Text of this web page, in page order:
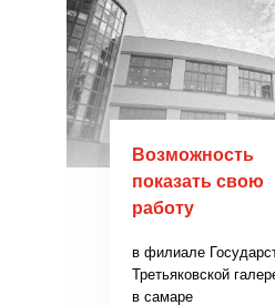
Возможность
показать свою
работу
в филиале
Третьяковской
в самаре